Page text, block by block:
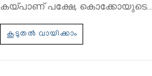
കയ്പാണ് പക്ഷേ, കൊക്കോയുടെ…